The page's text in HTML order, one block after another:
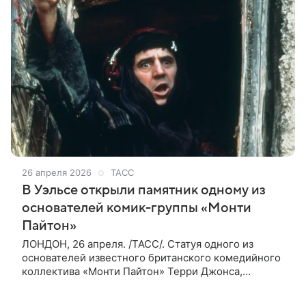
26 апреля 2026 ТАСС
В Уэльсе открыли памятник одному из
основателей комик-группы «Монти
Пайтон»
ЛОНДОН, 26 апреля. /ТАСС/. Статуя одного из
основателей известного британского комедийного
коллектива «Монти Пайтон» Терри Джонса,